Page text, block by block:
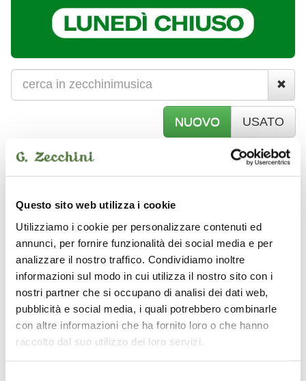
Questo sito web utilizza i cookie
Utilizziamo i cookie per personalizzare contenuti ed
annunci, per fornire funzionalità dei social media e per
analizzare il nostro traffico. Condividiamo inoltre
informazioni sul modo in cui utilizza il nostro sito con i
nostri partner che si occupano di analisi dei dati web,
pubblicità e social media, i quali potrebbero combinarle
con altre informazioni che ha fornito loro o che hanno
raccolto dal suo utilizzo dei loro servizi.
NUOVO USATO
usato EFFETTI > CHITARRA
Pedale effetto
FS5L FOOTSWITCH
BOSS FS5L Footswitch
Pedale effetto
30 €
Disponibilità immediata